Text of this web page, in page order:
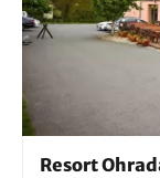
Resort